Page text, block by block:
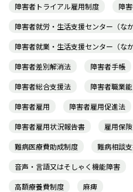
障害者トライアル雇用制度
障
障害者就労・生活支援センター（なか
障害者就業・生活支援センター（なか
障害者差別解消法
障害者手帳
障害者総合支援法
障害者職業
障害者雇用
障害者雇用促進法
障害者雇用状況報告書
雇用保険
難病医療費助成制度
難病相談
音声・言語又はそしゃく機能障害
高額療養費制度
麻痺